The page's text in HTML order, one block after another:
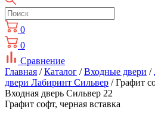
0
0
Сравнение
Главная /Каталог /Входные двери /
двери Лабиринт Сильвер / Графит
Входная дверь Сильвер 22
Графит софт, черная вставка